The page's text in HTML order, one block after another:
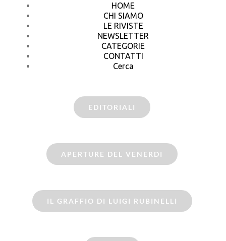
HOME
CHI SIAMO
LE RIVISTE
NEWSLETTER
CATEGORIE
CONTATTI
Cerca
EDITORIALI
APERTURE DEL VENERDI
IL GRAFFIO DI LUIGI RUBINELLI